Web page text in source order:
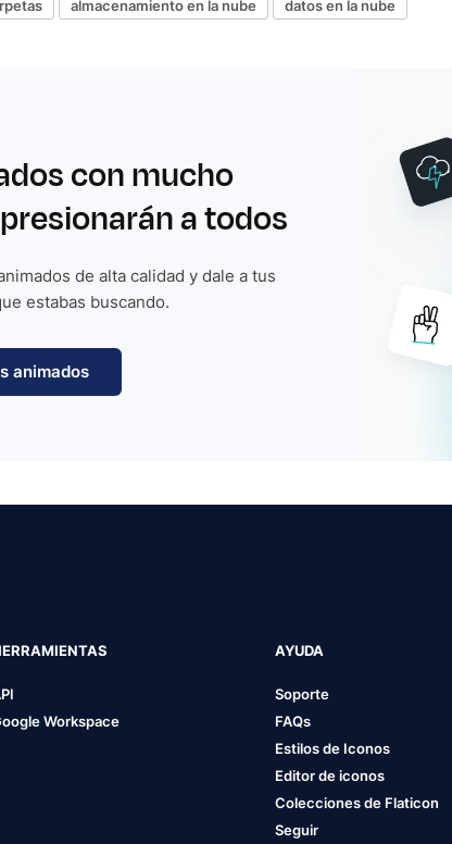
almacenamiento en la nube datos en la nube
con mucho
a todos
de alta calidad y dale a tus
estabas buscando.
animados
Workspace
AYUDA
Soporte
FAQs
Estilos de Iconos
Editor de iconos
Colecciones de Flaticon
Seguir